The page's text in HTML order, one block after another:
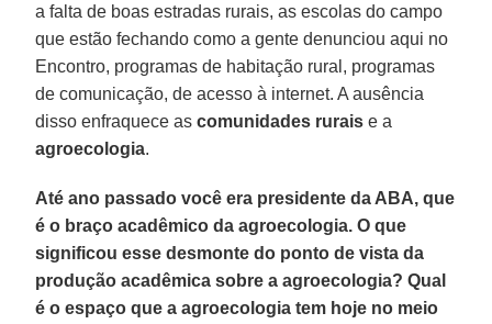
a falta de boas estradas rurais, as escolas do campo
que estão fechando como a gente denunciou aqui no
Encontro, programas de habitação rural, programas
de comunicação, de acesso à internet. A ausência
disso enfraquece ascomunidades rurais e a
agroecologia.
Até ano passado você era presidente da ABA, que
é o braço acadêmico da agroecologia. O que
significou esse desmonte do ponto de vista da
produção acadêmica sobre a agroecologia? Qual
é o espaço que a agroecologia tem hoje no meio